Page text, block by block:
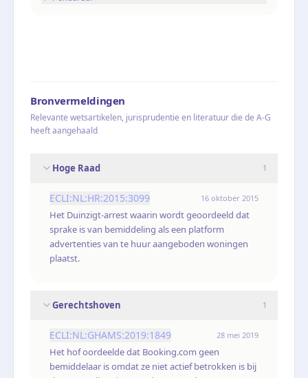
Bronvermeldingen
Relevante wetsartikelen, jurisprudentie en literatuur die de A-G
heeft aangehaald
Hoge Raad 1
ECLI:NL:HR:2015:3099 16 oktober 2015
Het Duinzigt-arrest waarin wordt geoordeeld dat
sprake is van bemiddeling als een platform
advertenties van te huur aangeboden woningen
plaatst.
Gerechtshoven 1
ECLI:NL:GHAMS:2019:1849 28 mei 2019
Het hof oordeelde dat Booking.com geen
bemiddelaar is omdat ze niet actief betrokken is bij